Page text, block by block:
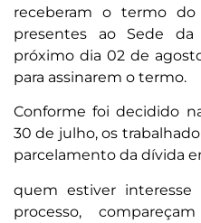
receberam o termo do
presentes ao Sede
próximo dia 02 de
para assinarem o termo.
Conforme foi decidido
30 de julho, os
parcelamento da dívida
quem estiver
processo,